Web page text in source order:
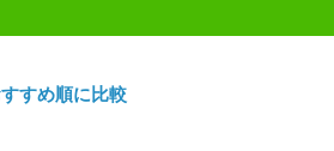
すめ順に比較